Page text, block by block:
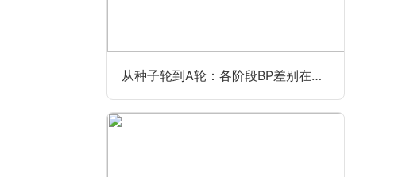
从种子轮到A轮：各阶段BP差别在哪？